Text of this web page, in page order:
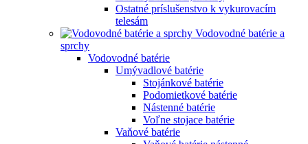
Ostatné príslušenstvo k vykurovacím
telesám
Vodovodné batérie a
sprchy
Vodovodné batérie
Umývadlové batérie
Stojánkové batérie
Podomietkové batérie
Nástenné batérie
Voľne stojace batérie
Vaňové batérie